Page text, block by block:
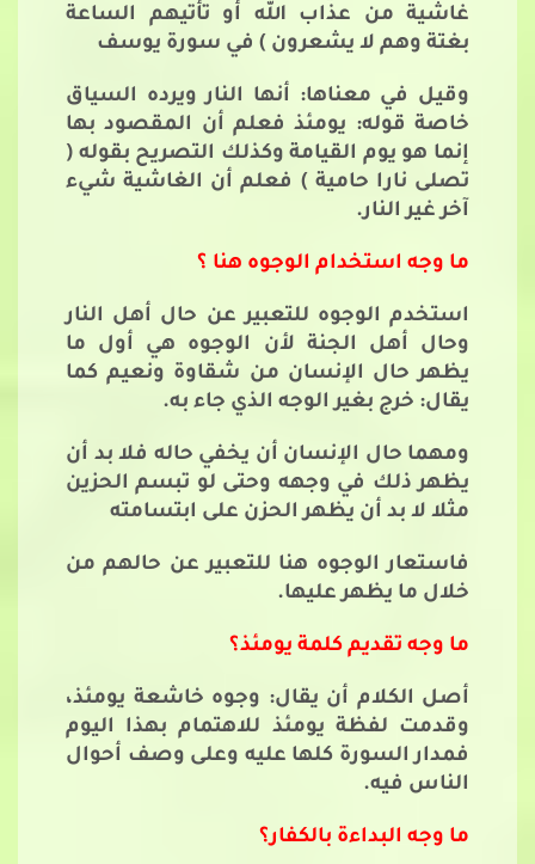
غاشية من عذاب الله أو تأتيهم الساعة
بغتة وهم لا يشعرون ) في سورة يوسف
وقيل في معناها: أنها النار ويرده السياق
خاصة قوله: يومئذ فعلم أن المقصود بها
إنما هو يوم القيامة وكذلك التصريح بقوله (
تصلى نارا حامية ) فعلم أن الغاشية شيء
آخر غير النار.
ما وجه استخدام الوجوه هنا ؟
استخدم الوجوه للتعبير عن حال أهل النار
وحال أهل الجنة لأن الوجوه هي أول ما
يظهر حال الإنسان من شقاوة ونعيم كما
يقال: خرج بغير الوجه الذي جاء به.
ومهما حال الإنسان أن يخفي حاله فلا بد أن
يظهر ذلك في وجهه وحتى لو تبسم الحزين
مثلا لا بد أن يظهر الحزن على ابتسامته
فاستعار الوجوه هنا للتعبير عن حالهم من
خلال ما يظهر عليها.
ما وجه تقديم كلمة يومئذ؟
أصل الكلام أن يقال: وجوه خاشعة يومئذ،
وقدمت لفظة يومئذ للاهتمام بهذا اليوم
فمدار السورة كلها عليه وعلى وصف أحوال
الناس فيه.
ما وجه البداءة بالكفار؟